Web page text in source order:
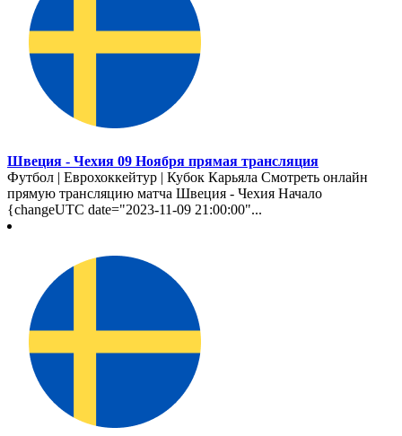
Швеция - Чехия 09 Ноября прямая трансляция
Футбол | Еврохоккейтур | Кубок Карьяла Смотреть онлайн
прямую трансляцию матча Швеция - Чехия Начало
{changeUTC date="2023-11-09 21:00:00"...